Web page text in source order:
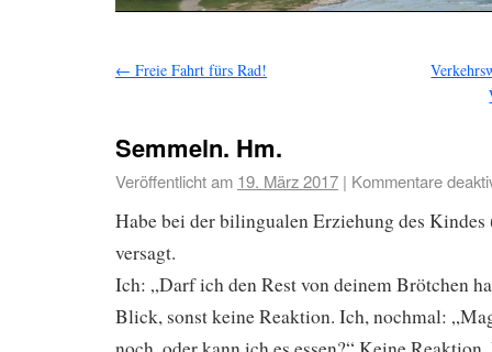
← Freie Fahrt fürs Rad!
Semmeln. Hm.
Veröffentlicht am 19. März 2017 | Kommentare
Habe bei der bilingualen Erziehung des
versagt.
Ich: „Darf ich den Rest von deinem Brötchen
Blick, sonst keine Reaktion. Ich, nochmal: